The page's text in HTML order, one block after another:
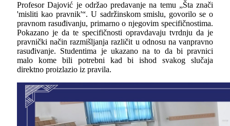
Profesor Dajović je održao predavanje na temu „Šta znači
'misliti kao pravnik'“. U sadržinskom smislu, govorilo se o
pravnom rasuđivanju, primarno o njegovim specifičnostima.
Pokazano je da te specifičnosti opravdavaju tvrdnju da je
pravnički način razmišljanja različit u odnosu na vanpravno
rasuđivanje. Studentima je ukazano na to da bi pravnici
malo kome bili potrebni kad bi ishod svakog slučaja
direktno proizlazio iz pravila.